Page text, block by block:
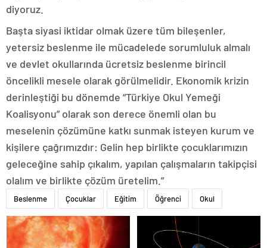
diyoruz.
Başta siyasi iktidar olmak üzere tüm bileşenler,
yetersiz beslenme ile mücadelede sorumluluk almalı
ve devlet okullarında ücretsiz beslenme birincil
öncelikli mesele olarak görülmelidir. Ekonomik krizin
derinleştiği bu dönemde “Türkiye Okul Yemeği
Koalisyonu” olarak son derece önemli olan bu
meselenin çözümüne katkı sunmak isteyen kurum ve
kişilere çağrımızdır: Gelin hep birlikte çocuklarımızın
geleceğine sahip çıkalım, yapılan çalışmaların takipçisi
olalım ve birlikte çözüm üretelim.”
Beslenme Çocuklar Eğitim Öğrenci Okul